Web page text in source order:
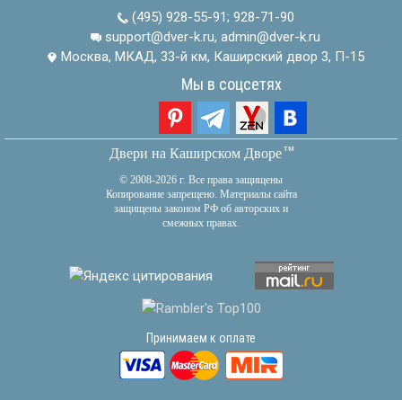
(495) 928-55-91; 928-71-90
support@dver-k.ru, admin@dver-k.ru
Москва, МКАД, 33-й км, Каширский двор 3, П-15
Мы в соцсетях
Двери на Каширском Дворетм
© 2008-2026 г. Все права защищены
Копирование запрещено. Материалы сайта
защищены законом РФ об авторских и
смежных правах.
Принимаем к оплате